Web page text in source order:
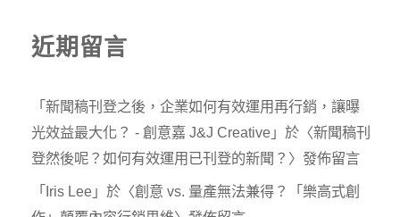
近期留言
「 新聞稿刊登之後，企業如何有效運用再行銷，讓曝
光效益最大化？ - 創意嘉 J&J Creative 」於〈新聞稿刊
登然後呢？如何有效運用已刊登的新聞？ 〉發佈留言
「 Iris Lee 」於〈創意 vs. 量產無法兼得？「樂高式創